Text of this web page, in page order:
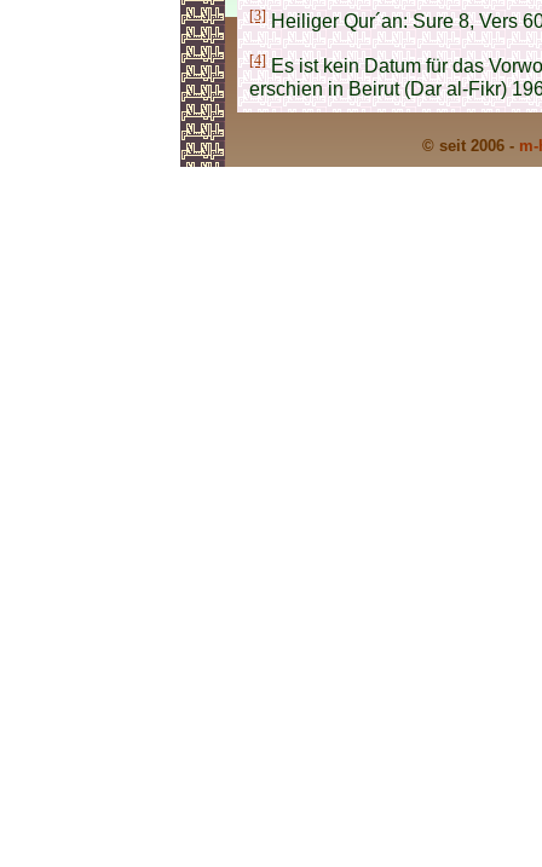
[3]Heiliger Qur´an: Sure 8, Vers
[4]Es ist kein Datum für das
erschien in Beirut (Dar al-Fikr)
© seit 2006 -